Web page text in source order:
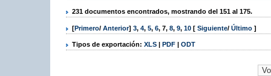
231 documentos encontrados, mostrando del 151 al 175.
[Primero/ Anterior] 3, 4, 5, 6, 7, 8, 9, 10 [ Siguiente/ Último ]
Tipos de exportación: XLS | PDF | ODT